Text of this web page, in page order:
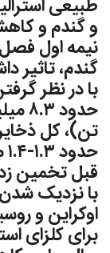
و گندم و
نيمه اول
گندم، تاثير
با در نظر
تن)، کل ذخایر
قبل تخمین
با نزدیک شدن
اوکراین و
برای کلزای